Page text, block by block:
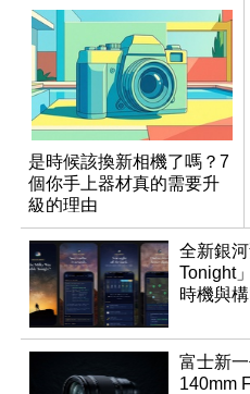
是時候該換新相機了嗎？7
個你手上器材真的需要升
級的理由
全新銀
Tonight
時機與構
富士新
140mm